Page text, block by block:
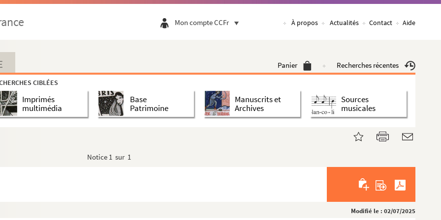
Mon compte CCFr À propos Actualités Contact Aide
Panier Recherches récentes
CIBLÉES
Imprimés
multimédia
Base
Patrimoine
Manuscrits et
Archives
Sources
musicales
Notice 1 sur 1
Modifié le : 02/07/2025
duchesse de Bretagne et religieuse carmélite (1427-1485)